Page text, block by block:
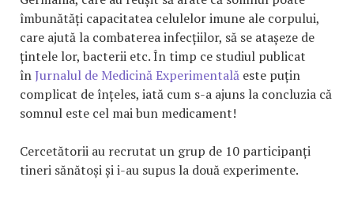
îmbunătăți capacitatea celulelor imune ale corpului,
care ajută la combaterea infecțiilor, să se atașeze de
țintele lor, bacterii etc. În timp ce studiul publicat
înJurnalul de Medicină Experimentală este puțin
complicat de înțeles, iată cum s-a ajuns la concluzia că
somnul este cel mai bun medicament!
Cercetătorii au recrutat un grup de 10 participanți
tineri sănătoși și i-au supus la două experimente.